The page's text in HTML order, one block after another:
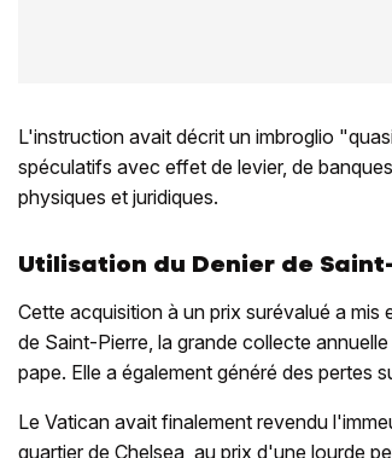
L'instruction avait décrit un imbroglio
spéculatifs avec effet de levier, de
physiques et juridiques.
Utilisation du Denier de
Cette acquisition à un prix surévalué a
de Saint-Pierre, la grande collecte
pape. Elle a également généré des pertes
Le Vatican avait finalement revendu
quartier de Chelsea, au prix d'une lourde